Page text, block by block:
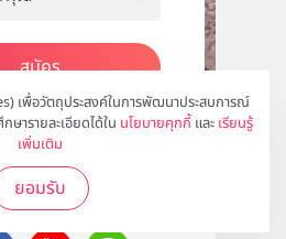
เพื่อวัตถุประสงค์ในการพัฒนาประสบการณ์
ษารายละเอียดได้ใน นโยบายคุกกี้ และ เรียนรู้
เพิ่มเติม
ยอมรับ
สมัคร
ตามเราได้ที่